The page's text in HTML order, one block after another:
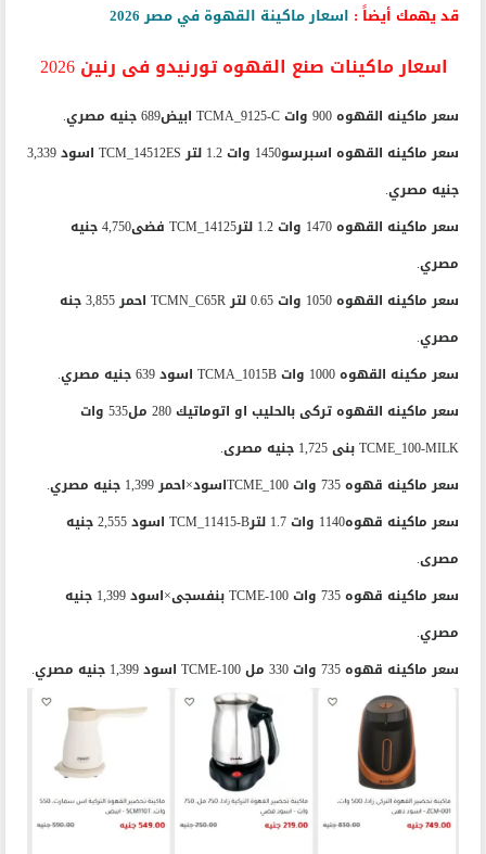
قد يهمك أيضاً : اسعار ماكينة القهوة في مصر 2026
اسعار ماكينات صنع القهوه تورنيدو فى رنين 2026
سعر ماكينه القهوه 900 وات TCMA_9125-C ابيض689 جنيه مصري.
سعر ماكينه القهوه اسبرسو1450 وات 1.2 لتر TCM_14512ES اسود 3,339
جنيه مصري.
سعر ماكينه القهوه 1470 وات 1.2 لترTCM_14125 فضى4,750 جنيه
مصري.
سعر ماكينه القهوه 1050 وات 0.65 لتر TCMN_C65R احمر 3,855 جنه
مصري.
سعر مكينه القهوه 1000 وات TCMA_1015B اسود 639 جنيه مصري.
سعر ماكينه القهوه تركى بالحليب او اتوماتيك 280 مل535 وات
TCME_100-MILK بنى 1,725 جنيه مصرى.
سعر ماكينه قهوه 735 وات TCME_100اسود×احمر 1,399 جنيه مصري.
سعر ماكينه قهوه1140 وات 1.7 لترTCM_11415-B اسود 2,555 جنيه
مصرى.
سعر ماكينه قهوه 735 وات TCME-100 بنفسجى×اسود 1,399 جنيه
مصري.
سعر ماكينه قهوه 735 وات 330 مل TCME-100 اسود 1,399 جنيه مصري.